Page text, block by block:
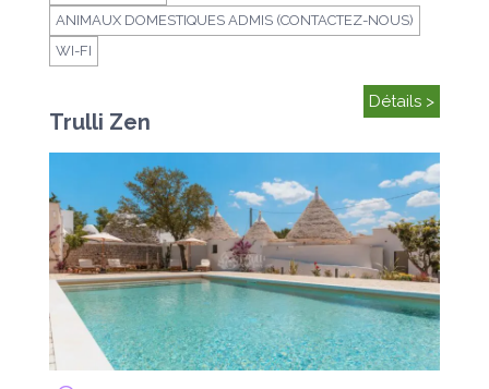
ANIMAUX DOMESTIQUES ADMIS (CONTACTEZ-NOUS)
WI-FI
Détails >
Trulli Zen